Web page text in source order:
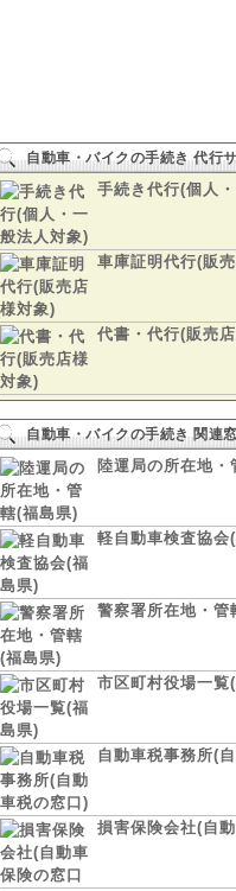
自動車・バイクの手続き 代行
手続き代行(個人
車庫証明代行(販
代書・代行(販売
自動車・バイクの手続き 関連
陸運局の所在地・
軽自動車検査協会
警察署所在地・管
市区町村役場一覧
自動車税事務所(
損害保険会社(自